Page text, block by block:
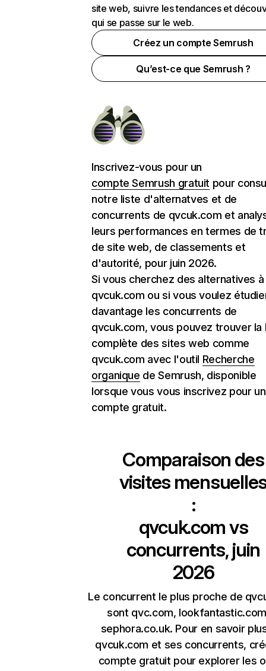
site web, suivre les tendances et
qui se passe sur le web.
Créez un compte Semrush
Qu’est-ce que Semrush ?
Inscrivez-vous pour un
compte Semrush gratuit pour
notre liste d'alternatves et de
concurrents de qvcuk.com et
leurs performances en termes de
de site web, de classements et
d'autorité, pour juin 2026.
Si vous cherchez des alternatives à
qvcuk.com ou si vous voulez
davantage les concurrents de
qvcuk.com, vous pouvez trouver la
complète des sites web comme
qvcuk.com avec l'outil Recherche
organique de Semrush, disponible
lorsque vous vous inscrivez pour un
compte gratuit.
Comparaison des
visites
:
qvcuk.comvs
concurrents, juin
2026
Le concurrent le plus proche de
sont qvc.com,
sephora.co.uk. Pour en savoir
qvcuk.com et ses concurrents,
compte gratuit pour explorer les